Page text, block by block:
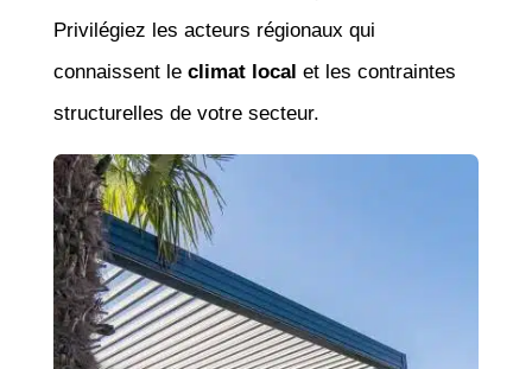
Privilégiez les acteurs régionaux qui
connaissent leclimat local et les contraintes
structurelles de votre secteur.